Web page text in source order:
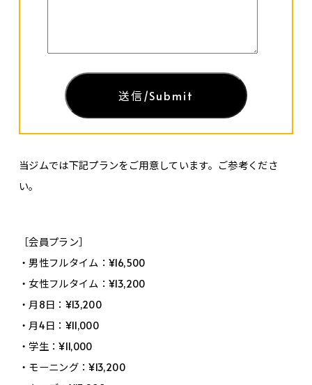
当ジムでは下記プランをご用意しています。ご参考くださ
い。
［会員プラン］
・男性フルタイム：¥16,500
・女性フルタイム：¥13,200
・月8日：¥13,200
・月4日：¥11,000
・学生：¥11,000
・モーニング：¥13,200